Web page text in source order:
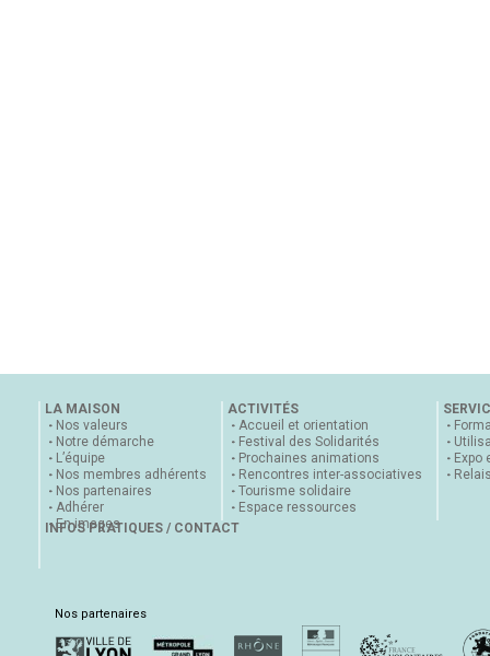
LA MAISON
Nos valeurs
Notre démarche
L’équipe
Nos membres adhérents
Nos partenaires
Adhérer
En images
ACTIVITÉS
Accueil et orientation
Festival des Solidarités
Prochaines animations
Rencontres inter-associatives
Tourisme solidaire
Espace ressources
Expo
INFOS PRATIQUES / CONTACT
Nos partenaires